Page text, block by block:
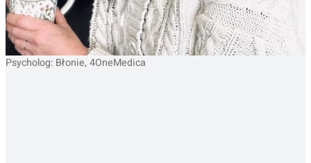
Psycholog: Błonie, 4OneMedica